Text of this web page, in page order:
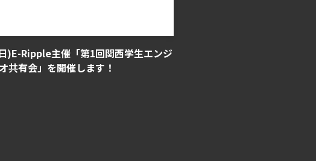
)E-Ripple主催「第1回関西学生エンジ
共有会」を開催します！